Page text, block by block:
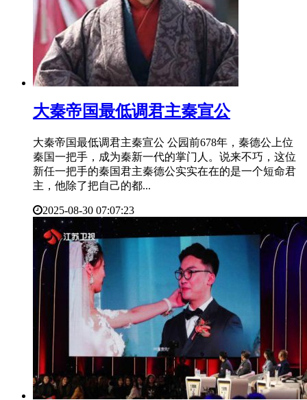
​大秦帝国最低调君主秦宣公
大秦帝国最低调君主秦宣公 公园前678年，秦德公上位
秦国一把手，成为秦新一代的掌门人。说来不巧，这位
新任一把手的秦国君主秦德公实实在在的是一个短命君
主，他除了把自己的都...
2025-08-30 07:07:23